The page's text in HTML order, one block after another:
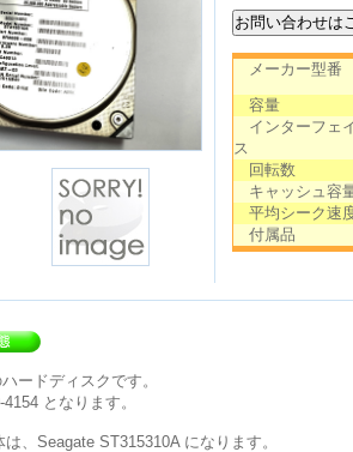
メーカー型番
容量
インターフェ
ス
回転数
キャッシュ容
平均シーク速
付属品
ードディスクです。
となります。
は、Seagate ST315310A になります。